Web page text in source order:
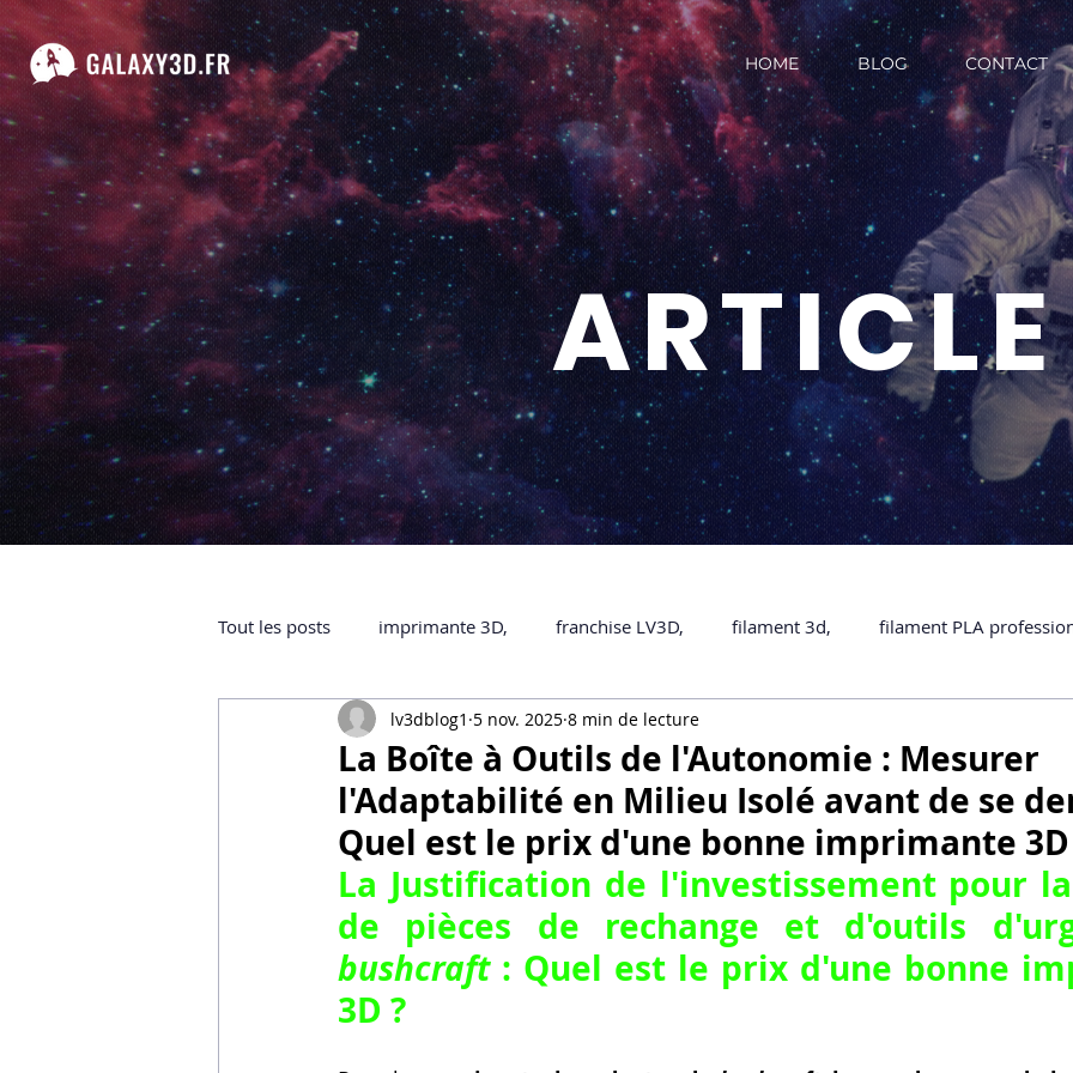
HOME BLOG CONTACT
ARTICLE
Tout les posts imprimante 3D, franchise LV3D, filament 3d, filament PLA
impression 3D à la demande Accessoires imprimante 3D professionelle
ARTILLERY 3D Formation impression 3D SCANNER 3D impression
certifiée QUALIOPI Refaire une piece en 3D Formation 3D en ligne. Formation 3D
Creality Hi combo
La Boîte à Outils de l'Autonomie : Mesurer
l'Adaptabilité en Milieu Isolé avant de se
Quel est le prix d'une bonne imprimante 3D
lv3dblog1 5 nov. 2025 8 min de lecture
La Justification de l'investissement pour
bushcraft : Quel est le prix d'une bonne
3D ?